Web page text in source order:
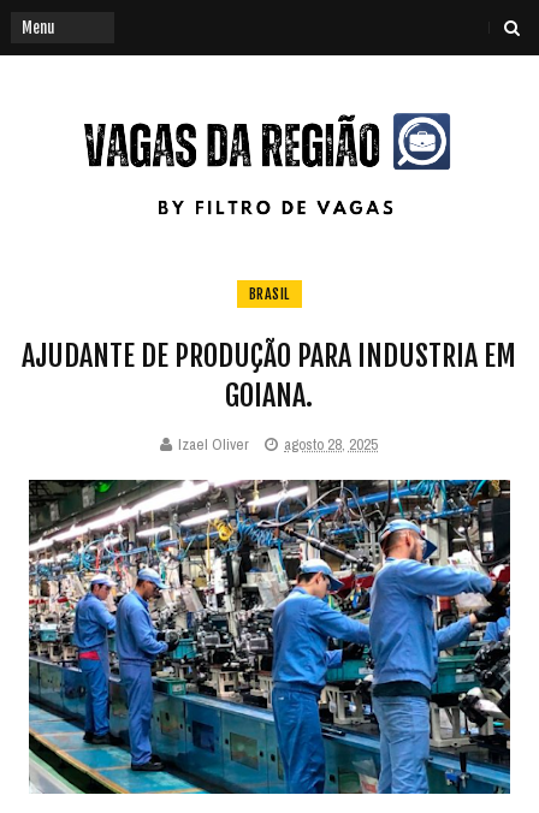
BRASIL
AJUDANTE DE PRODUÇÃO PARA INDUSTRIA EM
GOIANA.
Izael Oliver agosto 28, 2025